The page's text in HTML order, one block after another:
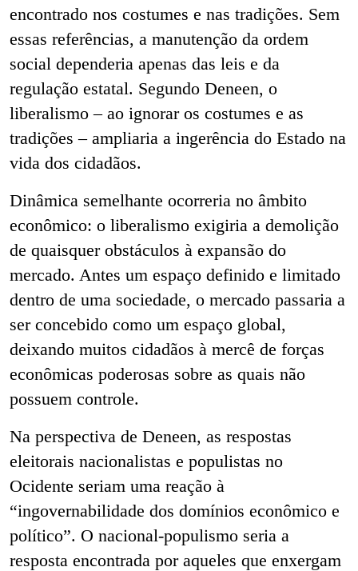
encontrado nos costumes e nas tradições. Sem
essas referências, a manutenção da ordem
social dependeria apenas das leis e da
regulação estatal. Segundo Deneen, o
liberalismo – ao ignorar os costumes e as
tradições – ampliaria a ingerência do Estado na
vida dos cidadãos.
Dinâmica semelhante ocorreria no âmbito
econômico: o liberalismo exigiria a demolição
de quaisquer obstáculos à expansão do
mercado. Antes um espaço definido e limitado
dentro de uma sociedade, o mercado passaria a
ser concebido como um espaço global,
deixando muitos cidadãos à mercê de forças
econômicas poderosas sobre as quais não
possuem controle.
Na perspectiva de Deneen, as respostas
eleitorais nacionalistas e populistas no
Ocidente seriam uma reação à
“ingovernabilidade dos domínios econômico e
político”. O nacional-populismo seria a
resposta encontrada por aqueles que enxergam